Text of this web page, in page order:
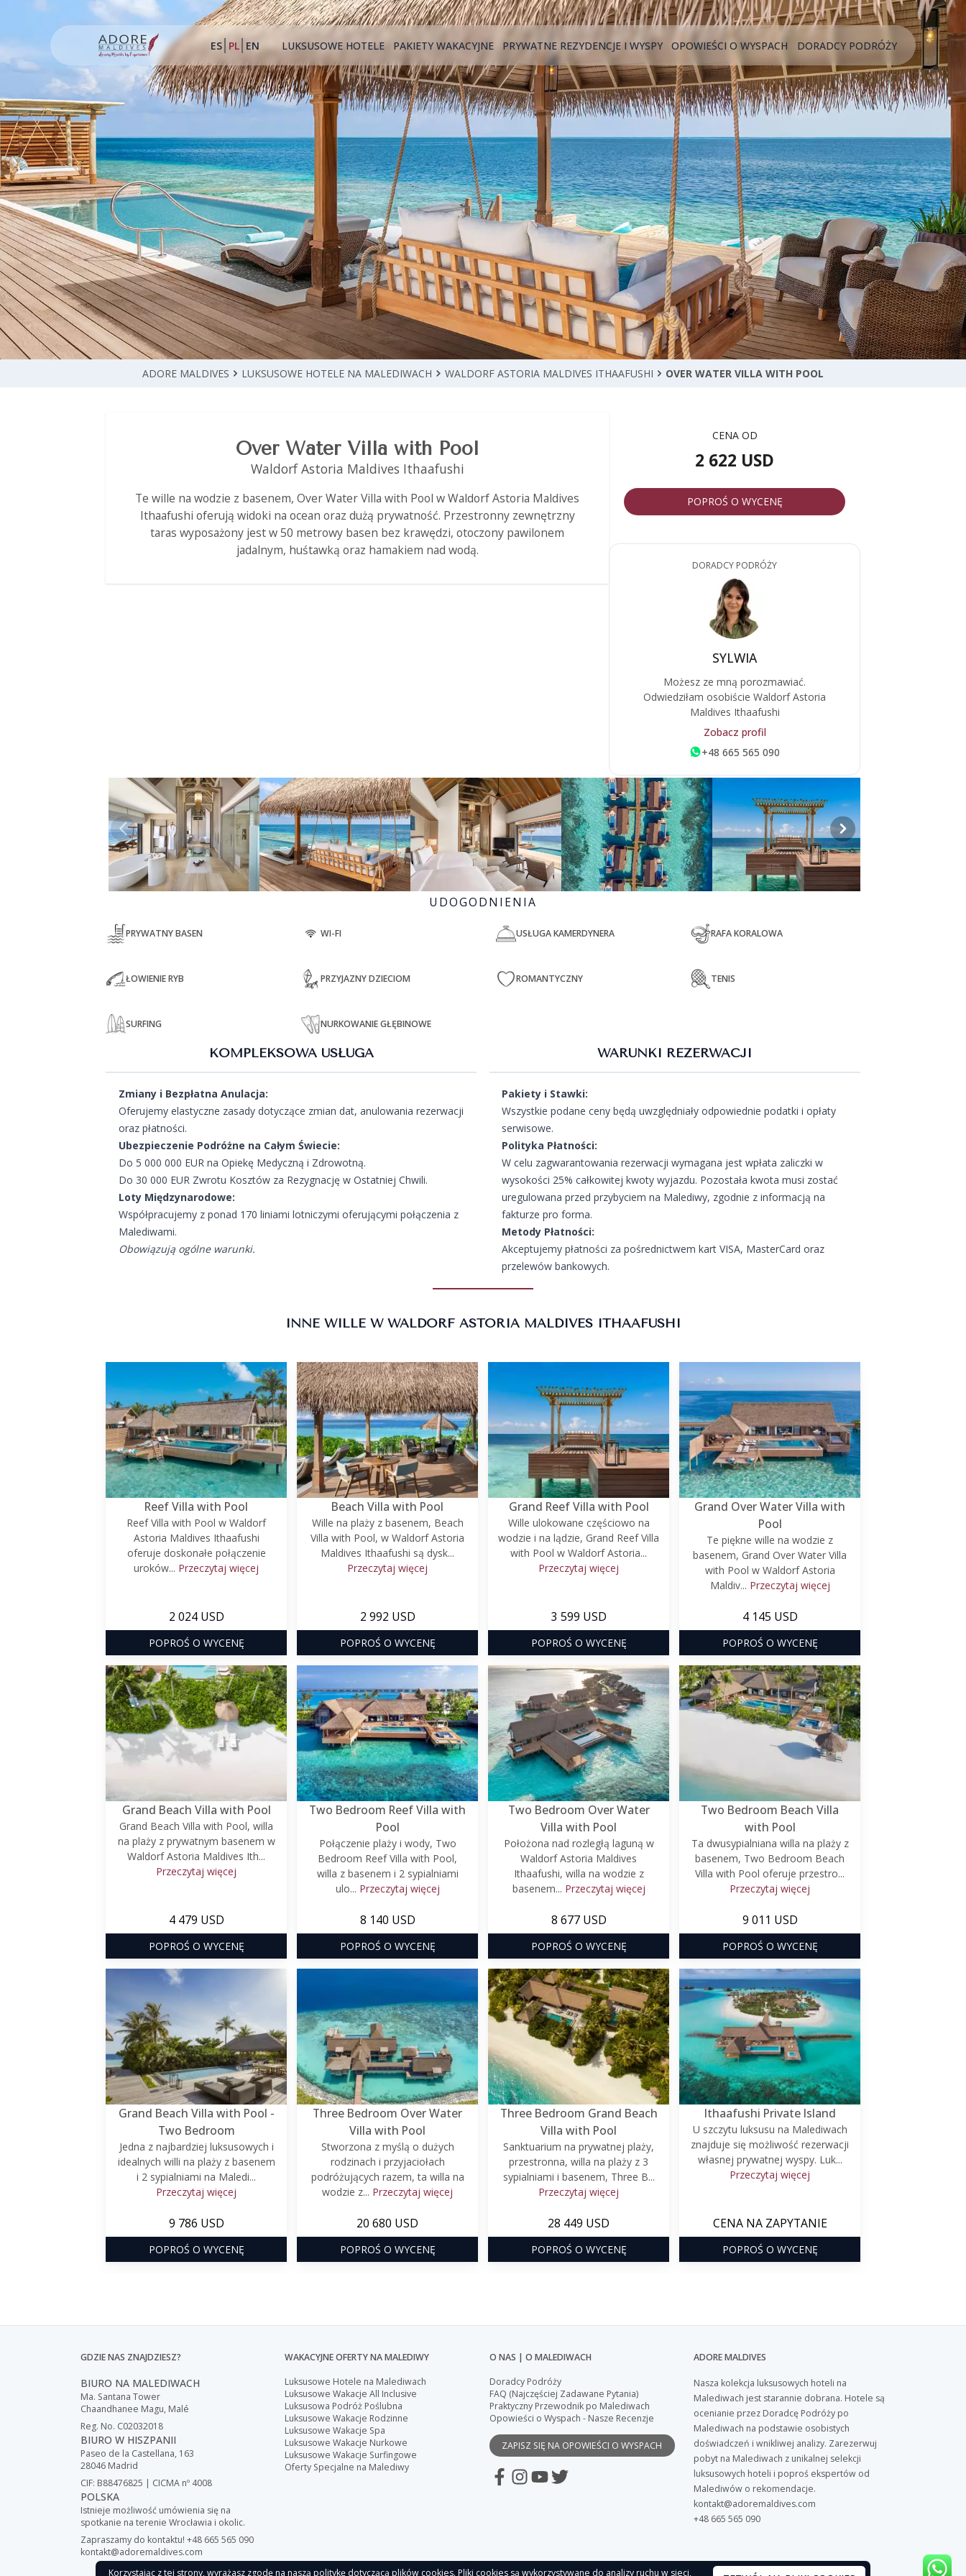
ES PL EN LUKSUSOWE HOTELE PAKIETY WAKACYJNE PRYWATNE REZYDENCJE I WYSPY OPOWIEŚCI O WYSPACH DORADCY PODRÓŻY
ADORE MALDIVES LUKSUSOWE HOTELE NA MALEDIWACH WALDORF ASTORIA MALDIVES ITHAAFUSHI OVER WATER VILLA WITH POOL
Over Water Villa with Pool
Waldorf Astoria Maldives Ithaafushi
Te wille na wodzie z basenem, Over Water Villa with Pool w Waldorf Astoria Maldives
Ithaafushi oferują widoki na ocean oraz dużą prywatność. Przestronny zewnętrzny
taras wyposażony jest w 50 metrowy basen bez krawędzi, otoczony pawilonem
jadalnym, huśtawką oraz hamakiem nad wodą.
CENA OD
2 622 USD
POPROŚ O WYCENĘ
DORADCY PODRÓŻY
SYLWIA
Możesz ze mną porozmawiać.
Odwiedziłam osobiście Waldorf Astoria
Maldives Ithaafushi
Zobacz profil
+48 665 565 090
UDOGODNIENIA
PRYWATNY BASEN WI-FI USŁUGA KAMERDYNERA RAFA KORALOWA
ŁOWIENIE RYB PRZYJAZNY DZIECIOM ROMANTYCZNY TENIS
SURFING NURKOWANIE GŁĘBINOWE
KOMPLEKSOWA USŁUGA
Zmiany i Bezpłatna Anulacja:
Oferujemy elastyczne zasady dotyczące zmian dat, anulowania rezerwacji
oraz płatności.
Ubezpieczenie Podróżne na Całym Świecie:
Do 5 000 000 EUR na Opiekę Medyczną i Zdrowotną.
Do 30 000 EUR Zwrotu Kosztów za Rezygnację w Ostatniej Chwili.
Loty Międzynarodowe:
Współpracujemy z ponad 170 liniami lotniczymi oferującymi połączenia z
Malediwami.
Obowiązują ogólne warunki.
WARUNKI REZERWACJI
Pakiety i Stawki:
Wszystkie podane ceny będą uwzględniały odpowiednie podatki i opłaty
serwisowe.
Polityka Płatności:
W celu zagwarantowania rezerwacji wymagana jest wpłata zaliczki w
wysokości 25% całkowitej kwoty wyjazdu. Pozostała kwota musi zostać
uregulowana przed przybyciem na Malediwy, zgodnie z informacją na
fakturze pro forma.
Metody Płatności:
Akceptujemy płatności za pośrednictwem kart VISA, MasterCard oraz
przelewów bankowych.
INNE WILLE W WALDORF ASTORIA MALDIVES ITHAAFUSHI
Reef Villa with Pool
Reef Villa with Pool w Waldorf
Astoria Maldives Ithaafushi
oferuje doskonałe połączenie
uroków... Przeczytaj więcej
2 024 USD
POPROŚ O WYCENĘ
Beach Villa with Pool
Wille na plaży z basenem, Beach
Villa with Pool, w Waldorf Astoria
Maldives Ithaafushi są dysk...
Przeczytaj więcej
2 992 USD
POPROŚ O WYCENĘ
Grand Reef Villa with Pool
Wille ulokowane częściowo na
wodzie i na lądzie, Grand Reef Villa
with Pool w Waldorf Astoria...
Przeczytaj więcej
3 599 USD
POPROŚ O WYCENĘ
Grand Over Water Villa with
Pool
Te piękne wille na wodzie z
basenem, Grand Over Water Villa
with Pool w Waldorf Astoria
Maldiv... Przeczytaj więcej
4 145 USD
POPROŚ O WYCENĘ
Grand Beach Villa with Pool
Grand Beach Villa with Pool, willa
na plaży z prywatnym basenem w
Waldorf Astoria Maldives Ith...
Przeczytaj więcej
4 479 USD
POPROŚ O WYCENĘ
Two Bedroom Reef Villa with
Pool
Połączenie plaży i wody, Two
Bedroom Reef Villa with Pool,
willa z basenem i 2 sypialniami
ulo... Przeczytaj więcej
8 140 USD
POPROŚ O WYCENĘ
Two Bedroom Over Water
Villa with Pool
Położona nad rozległą laguną w
Waldorf Astoria Maldives
Ithaafushi, willa na wodzie z
basenem... Przeczytaj więcej
8 677 USD
POPROŚ O WYCENĘ
Two Bedroom Beach Villa
with Pool
Ta dwusypialniana willa na plaży z
basenem, Two Bedroom Beach
Villa with Pool oferuje przestro...
Przeczytaj więcej
9 011 USD
POPROŚ O WYCENĘ
Grand Beach Villa with Pool -
Two Bedroom
Jedna z najbardziej luksusowych i
idealnych willi na plaży z basenem
i 2 sypialniami na Maledi...
Przeczytaj więcej
9 786 USD
POPROŚ O WYCENĘ
Three Bedroom Over Water
Villa with Pool
Stworzona z myślą o dużych
rodzinach i przyjaciołach
podróżujących razem, ta willa na
wodzie z... Przeczytaj więcej
20 680 USD
POPROŚ O WYCENĘ
Three Bedroom Grand Beach
Villa with Pool
Sanktuarium na prywatnej plaży,
przestronna, willa na plaży z 3
sypialniami i basenem, Three B...
Przeczytaj więcej
28 449 USD
POPROŚ O WYCENĘ
Ithaafushi Private Island
U szczytu luksusu na Malediwach
znajduje się możliwość rezerwacji
własnej prywatnej wyspy. Luk...
Przeczytaj więcej
CENA NA ZAPYTANIE
POPROŚ O WYCENĘ
GDZIE NAS ZNAJDZIESZ?
BIURO NA MALEDIWACH
Ma. Santana Tower
Chaandhanee Magu, Malé
Reg. No. C02032018
BIURO W HISZPANII
Paseo de la Castellana, 163
28046 Madrid
CIF: B88476825 | CICMA nº 4008
POLSKA
Istnieje możliwość umówienia się na
spotkanie na terenie Wrocławia i okolic.
Zapraszamy do kontaktu! +48 665 565 090
kontakt@adoremaldives.com
WAKACYJNE OFERTY NA MALEDIWY
Luksusowe Hotele na Malediwach
Luksusowe Wakacje All Inclusive
Luksusowa Podróż Poślubna
Luksusowe Wakacje Rodzinne
Luksusowe Wakacje Spa
Luksusowe Wakacje Nurkowe
Luksusowe Wakacje Surfingowe
Oferty Specjalne na Malediwy
O NAS | O MALEDIWACH
Doradcy Podróży
FAQ (Najczęściej Zadawane Pytania)
Praktyczny Przewodnik po Malediwach
Opowieści o Wyspach - Nasze Recenzje
ZAPISZ SIĘ NA OPOWIEŚCI O WYSPACH
ADORE MALDIVES
Nasza kolekcja luksusowych hoteli na
Malediwach jest starannie dobrana. Hotele są
ocenianie przez Doradcę Podróży po
Malediwach na podstawie osobistych
doświadczeń i wnikliwej analizy. Zarezerwuj
pobyt na Malediwach z unikalnej selekcji
luksusowych hoteli i poproś ekspertów od
Malediwów o rekomendacje.
kontakt@adoremaldives.com
+48 665 565 090
Korzystając z tej strony, wyrażasz zgodę na naszą politykę dotyczącą plików cookies. Pliki cookies są wykorzystywane do analizy ruchu w sieci,